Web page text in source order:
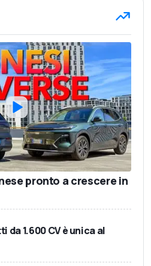
pronto a crescere in
da 1.600 CV è unica al